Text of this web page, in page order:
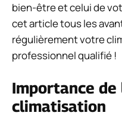
bien-être et celui de
cet article tous les
régulièrement votre
professionnel qualifié !
Importance de
climatisation